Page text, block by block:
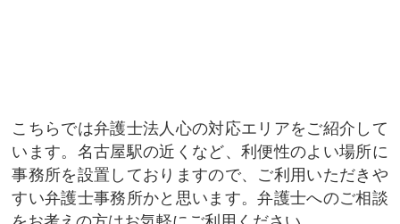
こちらでは弁護士法人心の対応エリアをご紹介して
います。名古屋駅の近くなど、利便性のよい場所に
事務所を設置しておりますので、ご利用いただきや
すい弁護士事務所かと思います。弁護士へのご相談